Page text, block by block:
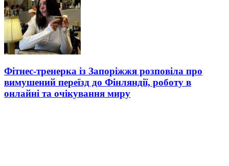
Фітнес-тренерка із Запоріжжя розповіла про
вимушений переїзд до Фінляндії, роботу в
онлайні та очікування миру